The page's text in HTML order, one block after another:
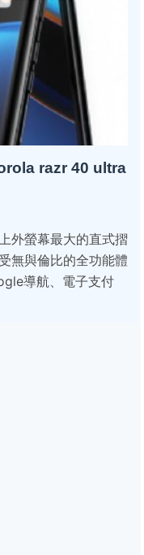
razr 40 ultra
外螢幕最大的直式摺
無與倫比的全功能體
導航、電子支付